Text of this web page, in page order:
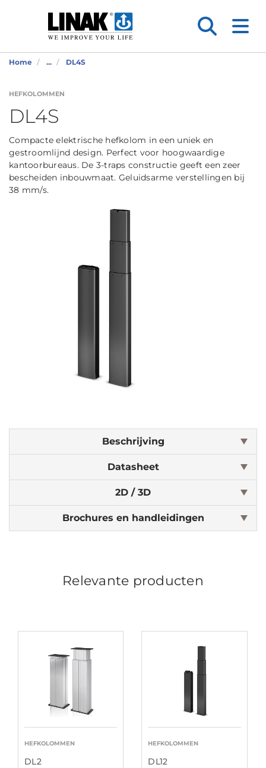
Home ... DL4S
HEFKOLOMMEN
DL4S
Compacte elektrische hefkolom in een uniek en
gestroomlijnd design. Perfect voor hoogwaardige
kantoorbureaus. De 3-traps constructie geeft een zeer
bescheiden inbouwmaat. Geluidsarme verstellingen bij
38 mm/s.
Beschrijving
Datasheet
2D / 3D
Brochures en handleidingen
Relevante producten
HEFKOLOMMEN
DL2
HEFKOLOMMEN
DL12